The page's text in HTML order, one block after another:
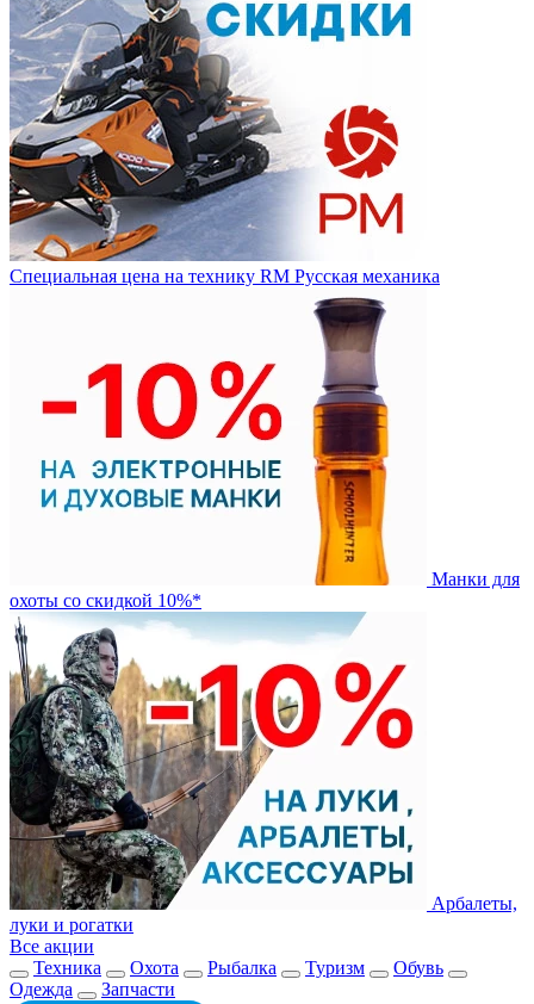
Специальная цена на технику RM Русская механика
Манки для
охоты со скидкой 10%*
Арбалеты,
луки и рогатки
Все акции
Техника
Охота Рыбалка Туризм
Обувь
Одежда
Запчасти